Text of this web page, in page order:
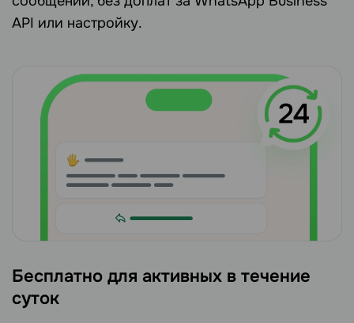
API или настройку.
Бесплатно для активных в течение
суток